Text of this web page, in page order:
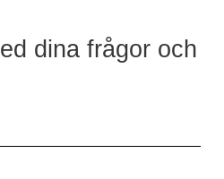
dina frågor och